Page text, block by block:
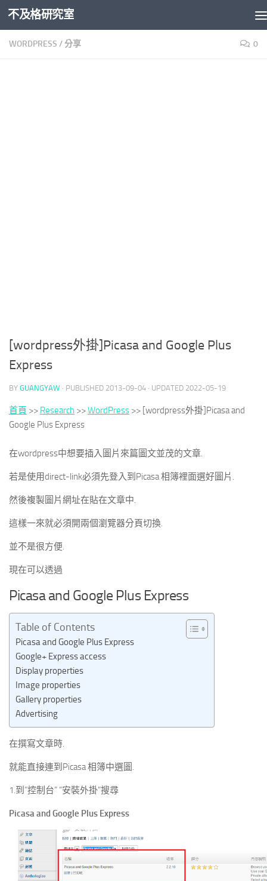
Skip to content
不及格研究室
WORDPRESS /分享 0
[wordpress外掛]Picasa and Google Plus
Express
BY GUANGYAW · PUBLISHED 2013-09-04 · UPDATED 2022-05-19
首頁 >> Research >>WordPress >> [wordpress外掛]Picasa and
Google Plus Express
在wordpress中想要插入圖片來篇圖文並茂的文章.
若是使用direct-link必須先登入到Picasa 相簿裡面選好圖片.
然後複製圖片網址在貼在文章中.
這樣一來就必須開兩個瀏覽器分頁切換.
並不是很方便.
現在可以透過
Picasa and Google Plus Express
Table of Contents
Picasa and Google Plus Express
Google+ Express access
Display properties
Image properties
Gallery properties
Advertising
在撰寫文章時.
就能直接連到Picasa 相簿中選圖.
1.到”控制台” “安裝外掛”搜尋
Picasa and Google Plus Express